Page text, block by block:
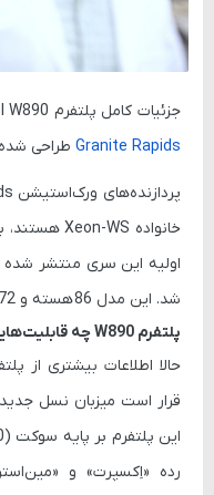
جزئیات کامل پلتفرم W890
Granite Rapids طراحی
خانواده Xeon-WSهستند،
اولیه این سری منتشر
شد. این مدل 86 هسته و 172
پلتفرم W890 چه قابلیت‌هایی دارد؟
قرار است میزبان نسل
این پلتفرم بر پایه سوکت
رده «اِکسپرت» و